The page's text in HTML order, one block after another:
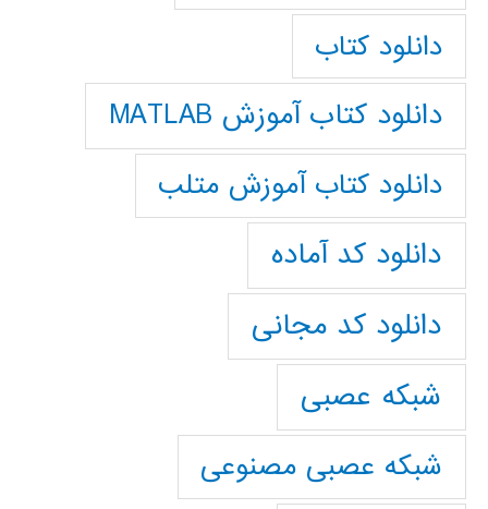
دانلود کتاب
دانلود کتاب آموزش MATLAB
دانلود کتاب آموزش متلب
دانلود کد آماده
دانلود کد مجانی
شبکه عصبی
شبکه عصبی مصنوعی